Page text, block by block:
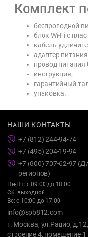
Комплект
беспроводной
блок Wi-Fi с
кабель-
адаптер
провод питания
инструкция;
гарантийный
упаковка.
НАШИ КОНТАКТЫ
+7 (812) 244-94-74
+7 (495) 204-19-94
+7 (800) 707-62-97
регионов)
Пн-Пт: с 09:00 до 18:00
Сб: выходной
Вс: с 10:00 до 17:00
info@spb812.com
г. Москва, ул.Радио, д.12,
строение 4, помещение 1